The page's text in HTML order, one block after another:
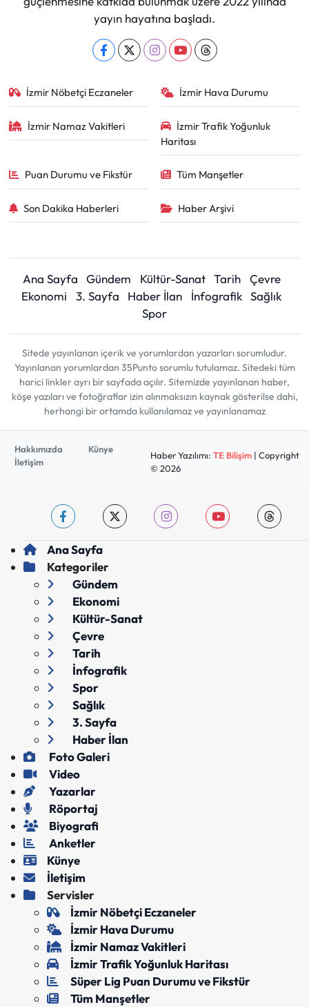
yayın hayatına başladı.
İzmir Nöbetçi Eczaneler İzmir Hava Durumu
İzmir Namaz Vakitleri
İzmir Trafik Yoğunluk
Haritası
Puan Durumu ve Fikstür Tüm Manşetler
Son Dakika Haberleri Haber Arşivi
Ana Sayfa Gündem Kültür-Sanat Tarih
Çevre
Ekonomi
3. Sayfa Haber İlan İnfografik Sağlık
Spor
Sitede yayınlanan içerik ve yorumlardan yazarları sorumludur.
Yayınlanan yorumlardan 35Punto sorumlu tutulamaz. Sitedeki tüm
harici linkler ayrı bir sayfada açılır. Sitemizde yayınlanan haber,
köşe yazıları ve fotoğraflar izin alınmaksızın kaynak gösterilse dahi,
herhangi bir ortamda kullanılamaz ve yayınlanamaz
Hakkımızda
Künye
İletişim
Haber Yazılımı: TE Bilişim| Copyright
© 2026
Ana Sayfa
Kategoriler
Gündem
Ekonomi
Kültür-Sanat
Çevre
Tarih
İnfografik
Spor
Sağlık
3. Sayfa
Haber İlan
Foto Galeri
Video
Yazarlar
Röportaj
Biyografi
Anketler
Künye
İletişim
Servisler
İzmir Nöbetçi Eczaneler
İzmir Hava Durumu
İzmir Namaz Vakitleri
İzmir Trafik Yoğunluk Haritası
Süper Lig Puan Durumu ve Fikstür
Tüm Manşetler